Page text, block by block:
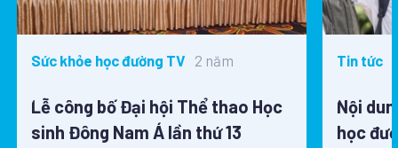
Sức khỏe học đường TV 2 năm
Lễ công bố Đại hội Thể thao Học
sinh Đông Nam Á lần thứ 13
Tin tức
Nội
học